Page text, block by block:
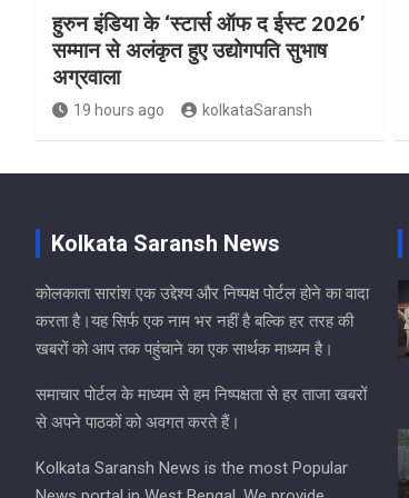
हुरुन इंडिया के ‘स्टार्स ऑफ द ईस्ट 2026’
सम्मान से अलंकृत हुए उद्योगपति सुभाष
अग्रवाला
19 hours ago kolkataSaransh
Kolkata Saransh News
कोलकाता सारांश एक उद्देश्य और निष्पक्ष पोर्टल होने का वादा
करता है।यह सिर्फ एक नाम भर नहीं है बल्कि हर तरह की
खबरों को आप तक पहुंचाने का एक सार्थक माध्यम है।
समाचार पोर्टल के माध्यम से हम निष्पक्षता से हर ताजा खबरों
से अपने पाठकों को अवगत करते हैं।
Kolkata Saransh News is the most Popular